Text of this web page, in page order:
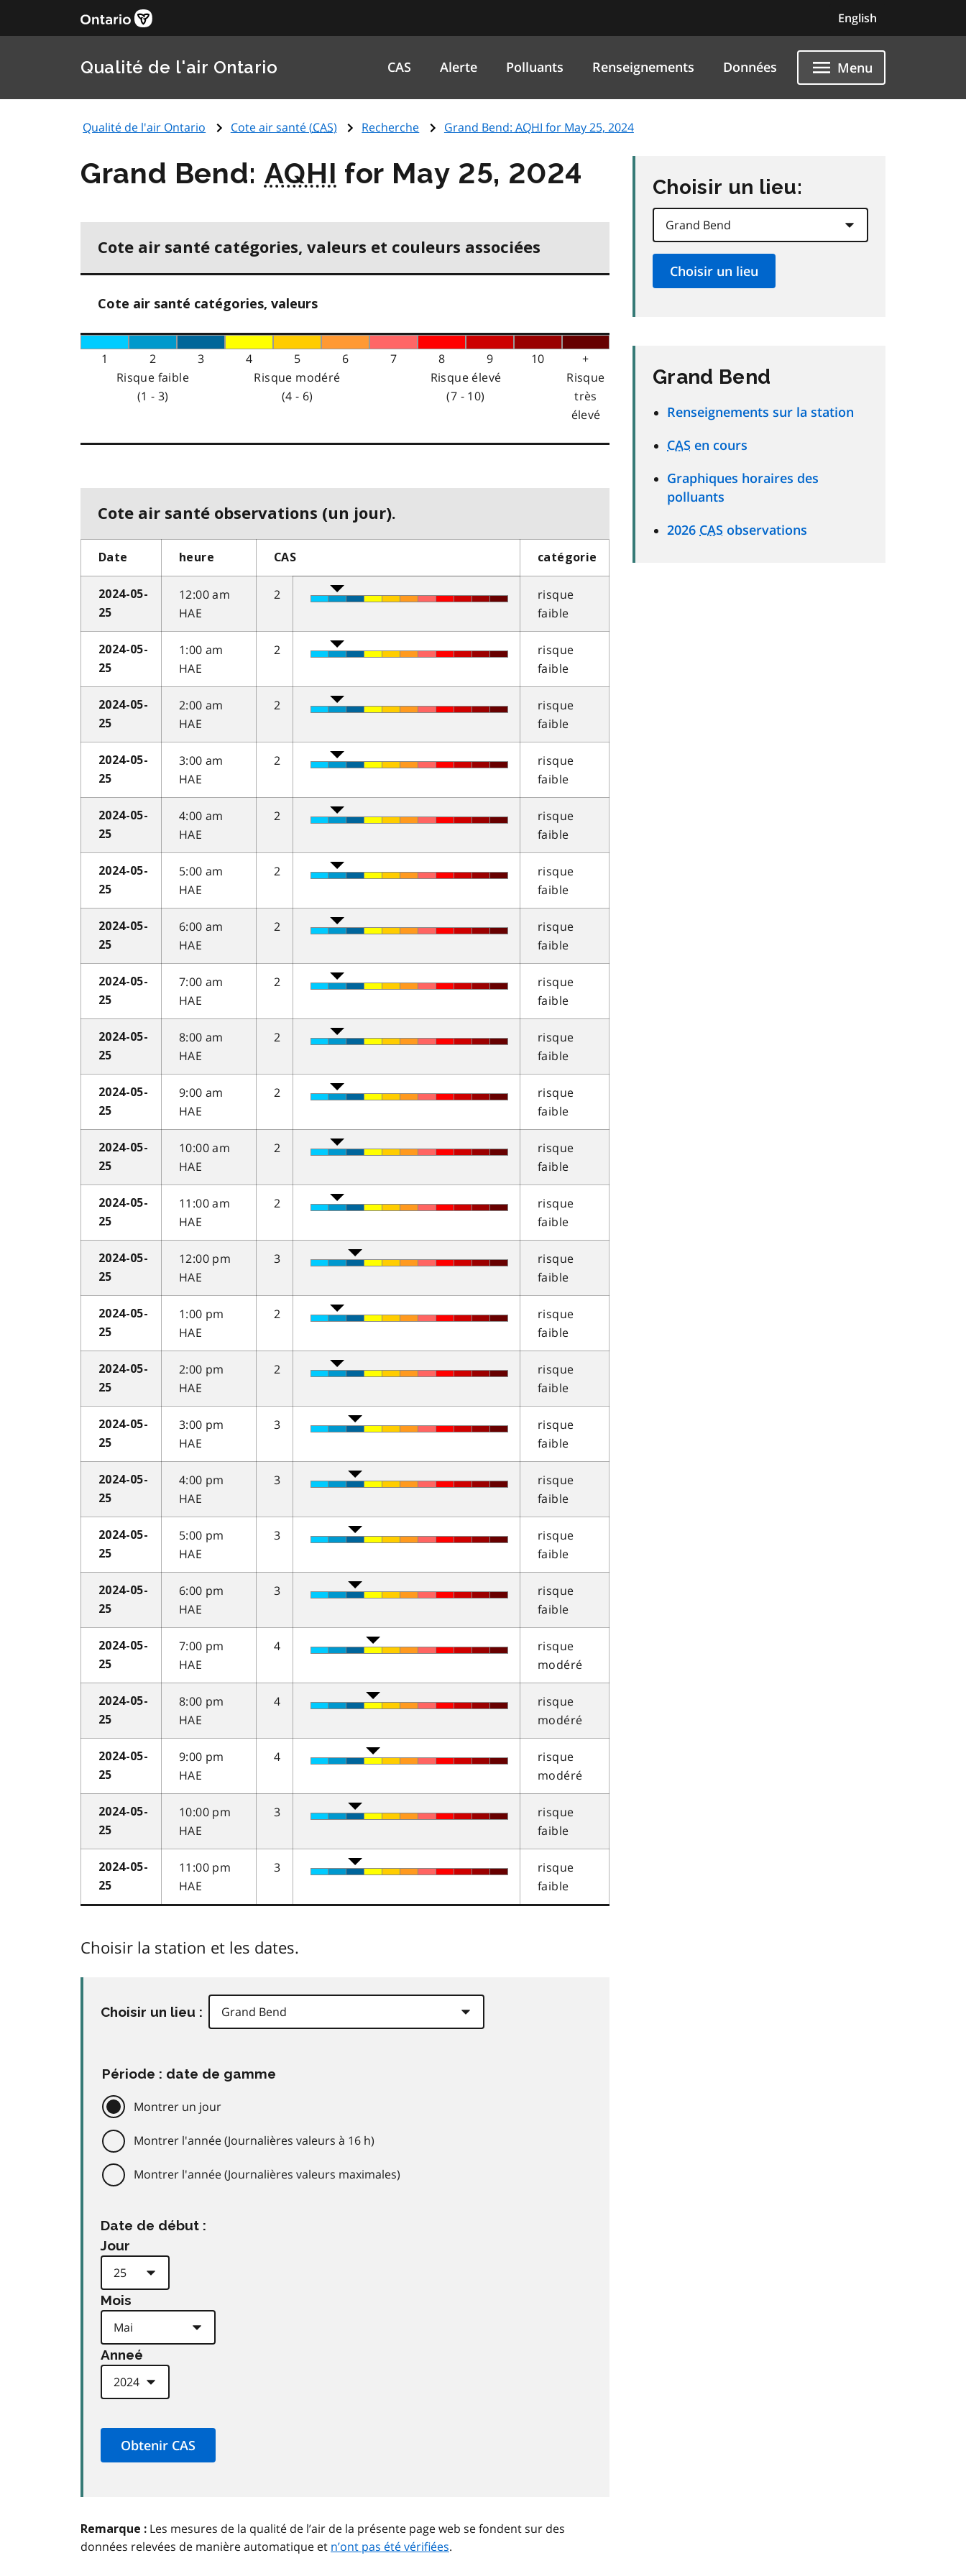
English
Qualité de l'air Ontario CAS Alerte Polluants Renseignements Données Menu
Qualité de l'air Ontario Cote air santé (CAS) Recherche Grand Bend: AQHI for May 25, 2024
Grand Bend: AQHI for May 25, 2024
Cote air santé catégories, valeurs et couleurs associées
Cote air santé catégories, valeurs
1 2 3 4 5 6 7 8 9 10
+
Risque faible
(1 - 3)
Risque modéré
(4 - 6)
Risque élevé
(7 - 10)
Risque
très
élevé
Cote air santé observations (un jour).
Date heure CAS catégorie
2024-05-
25
12:00 am
HAE
2
risque
faible
2024-05-
25
1:00 am
HAE
2
risque
faible
2024-05-
25
2:00 am
HAE
2
risque
faible
2024-05-
25
3:00 am
HAE
2
risque
faible
2024-05-
25
4:00 am
HAE
2
risque
faible
2024-05-
25
5:00 am
HAE
2
risque
faible
2024-05-
25
6:00 am
HAE
2
risque
faible
2024-05-
25
7:00 am
HAE
2
risque
faible
2024-05-
25
8:00 am
HAE
2
risque
faible
2024-05-
25
9:00 am
HAE
2
risque
faible
2024-05-
25
10:00 am
HAE
2
risque
faible
2024-05-
25
11:00 am
HAE
2
risque
faible
2024-05-
25
12:00 pm
HAE
3
risque
faible
2024-05-
25
1:00 pm
HAE
2
risque
faible
2024-05-
25
2:00 pm
HAE
2
risque
faible
2024-05-
25
3:00 pm
HAE
3
risque
faible
2024-05-
25
4:00 pm
HAE
3
risque
faible
2024-05-
25
5:00 pm
HAE
3
risque
faible
2024-05-
25
6:00 pm
HAE
3
risque
faible
2024-05-
25
7:00 pm
HAE
4
risque
modéré
2024-05-
25
8:00 pm
HAE
4
risque
modéré
2024-05-
25
9:00 pm
HAE
4
risque
modéré
2024-05-
25
10:00 pm
HAE
3
risque
faible
2024-05-
25
11:00 pm
HAE
3
risque
faible
Choisir la station et les dates.
Choisir un lieu :
Période : date de gamme
Montrer un jour
Montrer l'année (Journalières valeurs à 16 h)
Montrer l'année (Journalières valeurs maximales)
Date de début :
Jour
Mois
Anneé
Remarque : Les mesures de la qualité de l’air de la présente page web se fondent sur des
données relevées de manière automatique et n’ont pas été vérifiées.
Choisir un lieu:
Grand Bend
Renseignements sur la station
CAS en cours
Graphiques horaires des
polluants
2026 CAS observations